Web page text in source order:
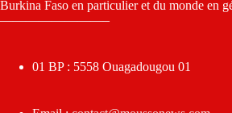
Burkina Faso en particulier et du monde en
————————–
01 BP : 5558 Ouagadougou 01